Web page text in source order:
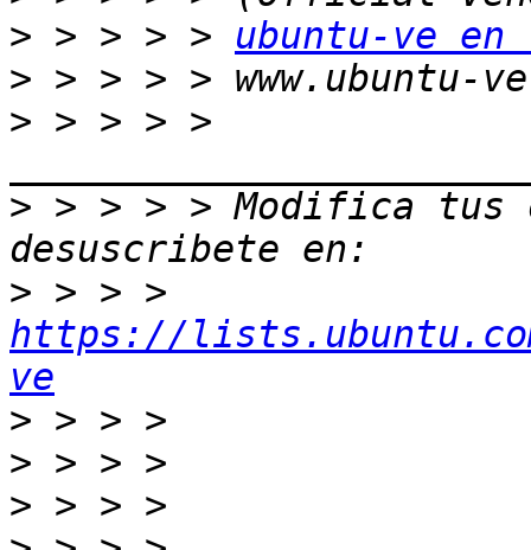
> > > > > ubuntu-ve
>
> > > > >
> > > > > Modifica tus
>
https://
ve
>
>
>